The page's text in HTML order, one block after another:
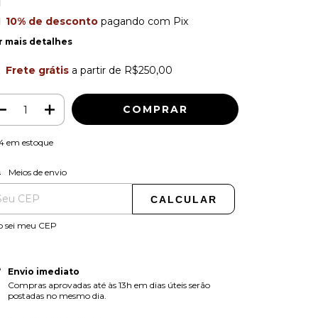
10% de descontopagando com Pix
mais detalhes
Frete grátis a partir de R$250,00
em estoque
para o CEP:
Meios de envio
CALCULAR
sei meu CEP
Envio imediato
Compras aprovadas até às 13h em dias úteis serão
postadas no mesmo dia.